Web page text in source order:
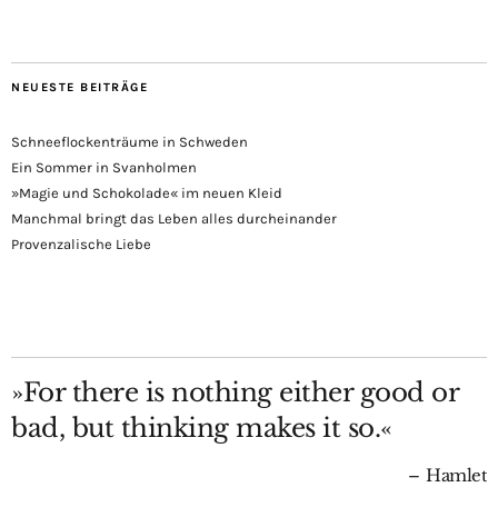
NEUESTE BEITRÄGE
Schneeflockenträume in Schweden
Ein Sommer in Svanholmen
»Magie und Schokolade« im neuen Kleid
Manchmal bringt das Leben alles durcheinander
Provenzalische Liebe
»For there is nothing either good or
bad, but thinking makes it so.«
Hamlet